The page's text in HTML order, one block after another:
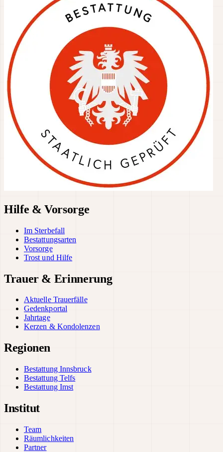
Hilfe & Vorsorge
Im Sterbefall
Bestattungsarten
Vorsorge
Trost und Hilfe
Trauer & Erinnerung
Aktuelle Trauerfälle
Gedenkportal
Jahrtage
Kerzen & Kondolenzen
Regionen
Bestattung Innsbruck
Bestattung Telfs
Bestattung Imst
Institut
Team
Räumlichkeiten
Partner